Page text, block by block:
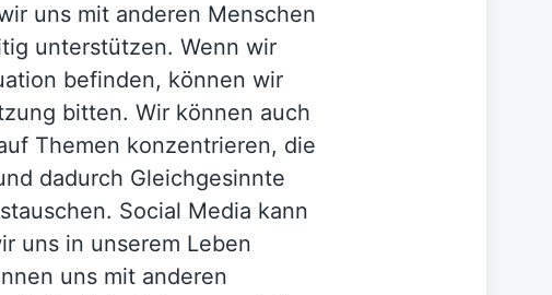
uns mit anderen Menschen
unterstützen. Wenn wir
befinden, können wir
bitten. Wir können auch
Themen konzentrieren, die
dadurch Gleichgesinnte
Social Media kann
uns in unserem Leben
uns mit anderen